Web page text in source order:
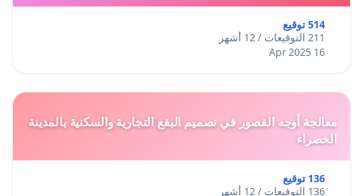
514 توقيع
211 التوقيعات / 12 أشهر
16 Apr 2025
معالجة أوجه القصور في تصميم البقع التجارية والسكنية بالمدينة
الخضراء
136 توقيع
136 التوقيعات / 12 أشهر